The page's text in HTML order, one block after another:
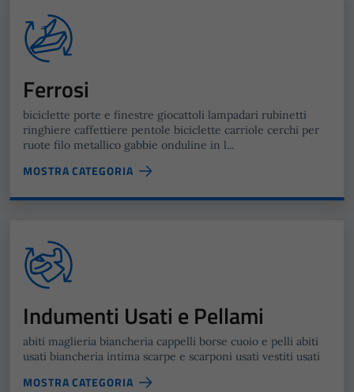
Ferrosi
biciclette porte e finestre giocattoli lampadari rubinetti
ringhiere caffettiere pentole biciclette carriole cerchi per
ruote filo metallico gabbie onduline in l...
MOSTRA CATEGORIA
Indumenti Usati e Pellami
abiti maglieria biancheria cappelli borse cuoio e pelli abiti
usati biancheria intima scarpe e scarponi usati vestiti usati
MOSTRA CATEGORIA